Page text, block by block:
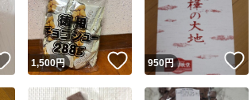
いいね！
1,500円 いいね！
950円